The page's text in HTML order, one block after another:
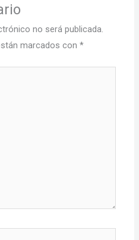
no será publicada.
marcados con*